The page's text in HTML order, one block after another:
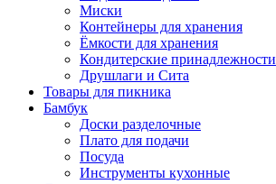
Миски
Контейнеры для хранения
Ёмкости для хранения
Кондитерские принадлежности
Друшлаги и Сита
Товары для пикника
Бамбук
Доски разделочные
Плато для подачи
Посуда
Инструменты кухонные